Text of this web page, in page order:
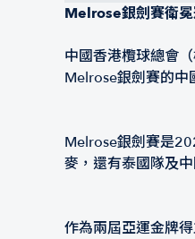
Melrose銀劍賽衛
中國香港欖球總會
Melrose銀劍賽的中
Melrose銀劍賽是
麥，還有泰國隊及
作為兩屆亞運金牌